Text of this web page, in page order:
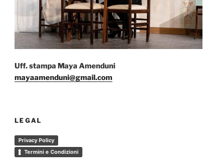
Uff. stampa Maya Amenduni
mayaamenduni@gmail.com
LEGAL
Privacy Policy
Termini e Condizioni